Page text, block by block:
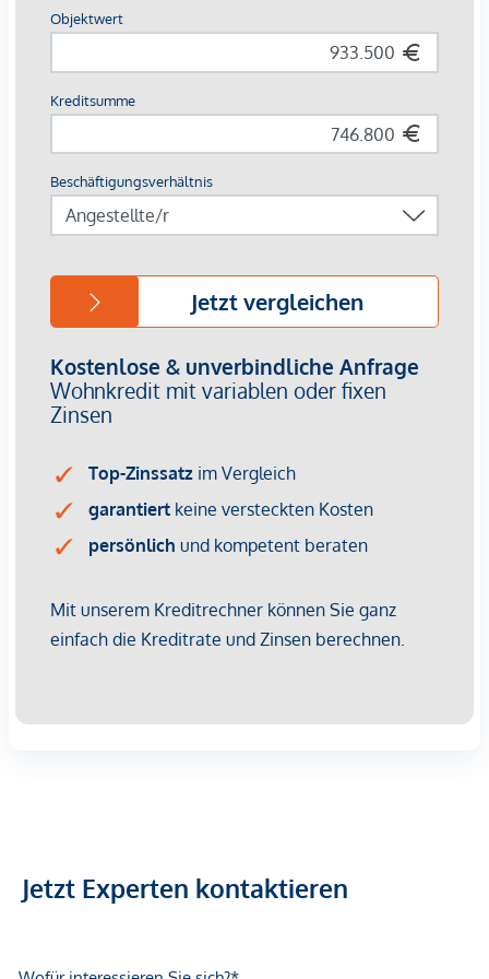
handwerkliche Präzision.
AUSSTATTUNG
Hochwertiges Fischgrätparkett
Edles, italienisches Feinsteinzeug
Gegensprechanlage mit Video-Option
Online-Hausverwaltung mittels Puck-App
HIGHLIGHTS
46 exklusive Eigentumswohnungen
2 Geschäftsobjekte
Größen von 50 bis 170 m²
Luxuriöse Ausstattung
Balkone, Terrassen, Dach- und Gartenterrassen
WOHNUNG STIEGE 3 | TOP 23
Dachgeschoß (entspricht dem 5. Obergeschoß) und verfügt
über ca. 77 qm Wohnfläche sowie zwei Terrassen im
Wohneinheit über einen Abstellraum. Die Raumhöhe beträgt
ca. 2,52 m.
Jetzt Experten kontaktieren